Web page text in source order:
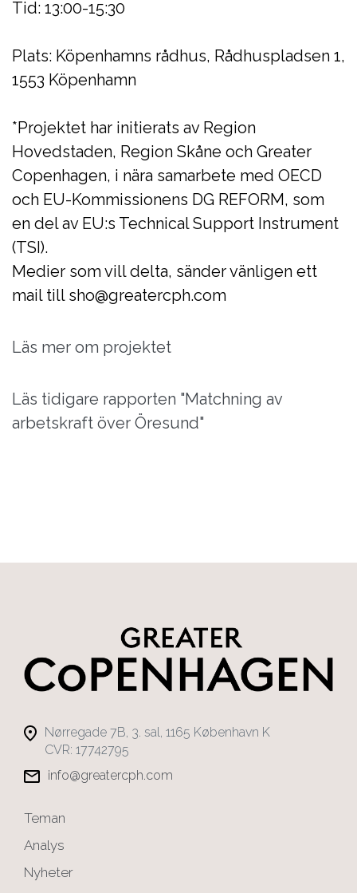
Tid: 13:00-15:30
Plats: Köpenhamns rådhus, Rådhuspladsen 1,
1553 Köpenhamn
*Projektet har initierats av Region
Hovedstaden, Region Skåne och Greater
Copenhagen, i nära samarbete med OECD
och EU-Kommissionens DG REFORM, som
en del av EU:s Technical Support Instrument
(TSI).
Medier som vill delta, sänder vänligen ett
mail till sho@greatercph.com
Läs mer om projektet
Läs tidigare rapporten "Matchning av
arbetskraft över Öresund"
Nørregade 7B, 3. sal, 1165 København K
CVR: 17742795
info@greatercph.com
Teman
Analys
Nyheter